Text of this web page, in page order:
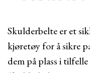
Skulderbelte er et
kjøretøy for å sikre
dem på plass i